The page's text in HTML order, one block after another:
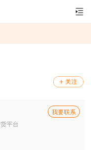
我要联系
平台